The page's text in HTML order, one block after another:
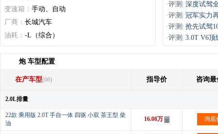
变速箱： 手动、自动
厂商： 长城汽车
油耗： -L（综合）
·评测
深度试驾
·评测
冠军实力
·评测
抢先试驾
·评测 3.0T V6顶
炮 车型配置
在产车型(66) 指导价 咨询最
2.0L排量
22款 乘用版 2.0T 手自一体 四驱 小双 茶王型 柴
油
16.08万 询底